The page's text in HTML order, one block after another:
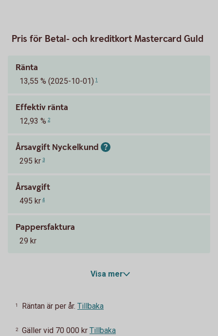
Pris för Betal- och kreditkort Mastercard Guld
Ränta
13,55 % (2025-10-01) 1
Effektiv ränta
12,93 % 2
Årsavgift Nyckelkund
295 kr 3
Årsavgift
495 kr 4
Pappersfaktura
29 kr
Visa mer
1 Räntan är per år. Tillbaka
2 Gäller vid 70 000 kr Tillbaka